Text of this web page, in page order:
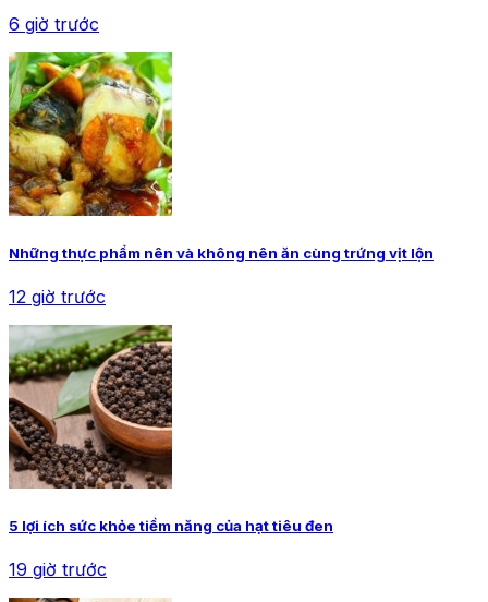
6 giờ trước
Những thực phẩm nên và không nên ăn cùng trứng vịt lộn
12 giờ trước
5 lợi ích sức khỏe tiềm năng của hạt tiêu đen
19 giờ trước